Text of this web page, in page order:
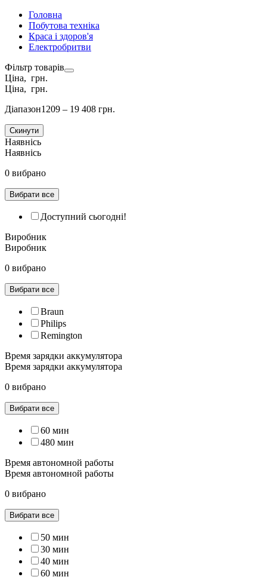
Головна
Побутова техніка
Краса і здоров'я
Електробритви
Фільтр товарів
Ціна, грн.
Ціна, грн.
Діапазон1209 – 19 408 грн.
Скинути
Наявнісь
Наявнісь
0 вибрано
Вибрати все
Доступний сьогодні!
Виробник
Виробник
0 вибрано
Вибрати все
Braun
Philips
Remington
Время зарядки аккумулятора
Время зарядки аккумулятора
0 вибрано
Вибрати все
60 мин
480 мин
Время автономной работы
Время автономной работы
0 вибрано
Вибрати все
50 мин
30 мин
40 мин
60 мин